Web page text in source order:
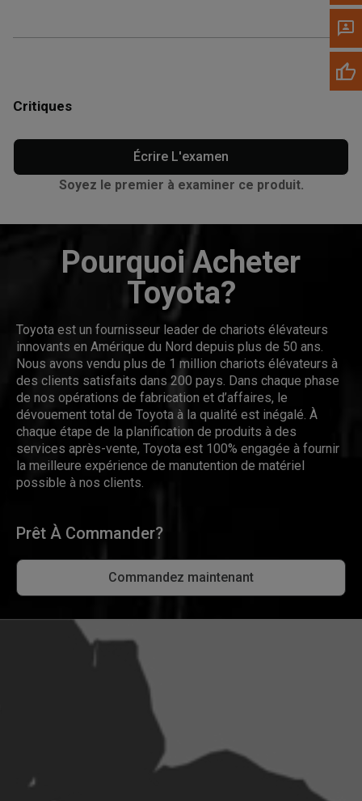
Critiques
Écrire L'examen
Soyez le premier à examiner ce produit.
Pourquoi Acheter
Toyota?
Toyota est un fournisseur leader de chariots élévateurs
innovants en Amérique du Nord depuis plus de 50 ans.
Nous avons vendu plus de 1 million chariots élévateurs à
des clients satisfaits dans 200 pays. Dans chaque phase
de nos opérations de fabrication et d’affaires, le
dévouement total de Toyota à la qualité est inégalé. À
chaque étape de la planification de produits à des
services après-vente, Toyota est 100% engagée à fournir
la meilleure expérience de manutention de matériel
possible à nos clients.
Prêt À Commander?
Commandez maintenant